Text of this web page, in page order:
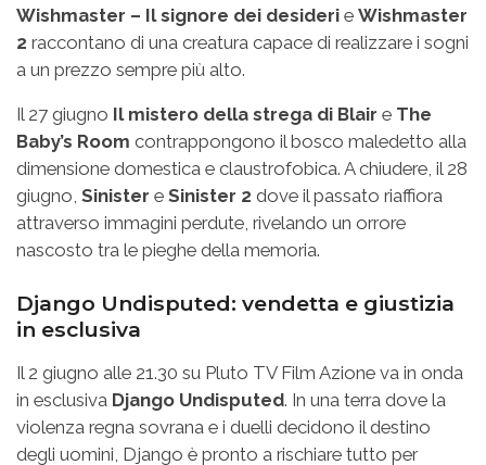
Wishmaster – Il signore dei desideri e Wishmaster
2 raccontano di una creatura capace di realizzare i sogni
a un prezzo sempre più alto.
Il 27 giugno Il mistero della strega di Blair e The
Baby’s Room contrappongono il bosco maledetto alla
dimensione domestica e claustrofobica. A chiudere, il 28
giugno, Sinister e Sinister 2 dove il passato riaffiora
attraverso immagini perdute, rivelando un orrore
nascosto tra le pieghe della memoria.
Django Undisputed: vendetta e giustizia
in esclusiva
Il 2 giugno alle 21.30 su Pluto TV Film Azione va in onda
in esclusiva Django Undisputed. In una terra dove la
violenza regna sovrana e i duelli decidono il destino
degli uomini, Django è pronto a rischiare tutto per